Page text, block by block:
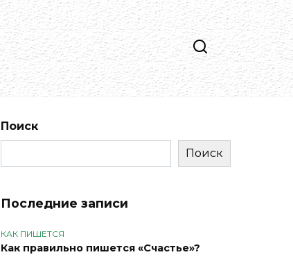
Поиск
Поиск
Последние записи
КАК ПИШЕТСЯ
Как правильно пишется «Счастье»?